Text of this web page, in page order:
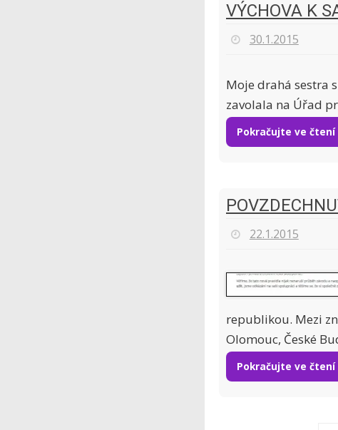
VÝCHOVA K
30.1.2015
Moje drahá sestra
zavolala na Úřad
Pokračujte ve čtení
22.1.2015
republikou. Mezi
Olomouc, České
Pokračujte ve čtení